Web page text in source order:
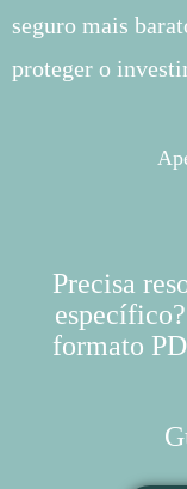
seguro mais
proteger o
Precisa
formato